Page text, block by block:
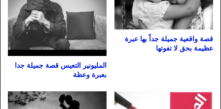
قصة واقعية جميلة جداً بها عبرة
عظيمة بحق لا تفوتها
المليونير التعيس قصة جميلة جدا
بعبرة وعظة